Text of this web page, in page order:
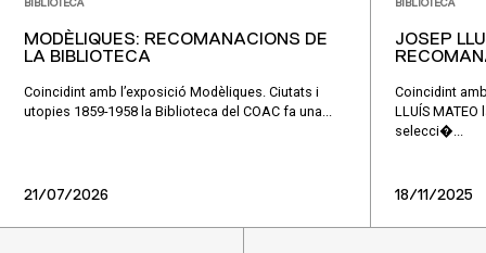
BIBLIOTECA
MODÈLIQUES: RECOMANACIONS DE
LA BIBLIOTECA
Coincidint amb l’exposició Modèliques. Ciutats i
utopies 1859-1958 la Biblioteca del COAC fa una...
21/07/2026
BIBLIOTECA
JOSEP
Coincidint
LLUÍS
selecci�...
18/11/2025